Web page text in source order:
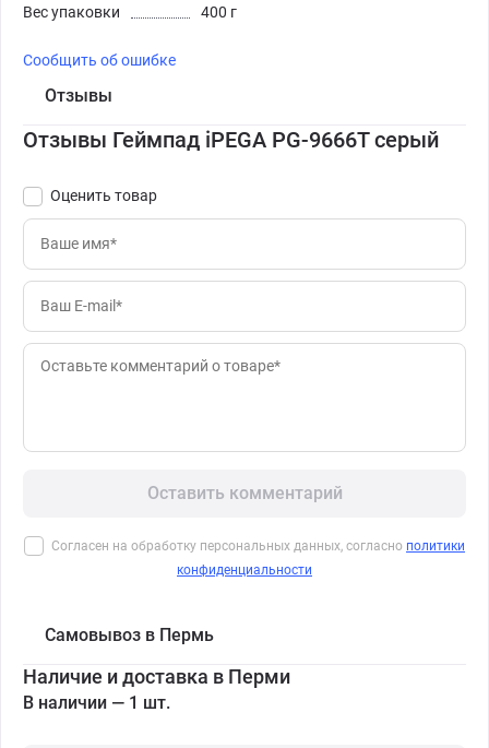
Вес упаковки
400 г
Сообщить об ошибке
Отзывы
Отзывы Геймпад iPEGA PG-9666T серый
Оценить товар
Оставить комментарий
Согласен на обработку персональных данных, согласно политики
конфиденциальности
Самовывоз в Пермь
Наличие и доставка в Перми
В наличии — 1 шт.